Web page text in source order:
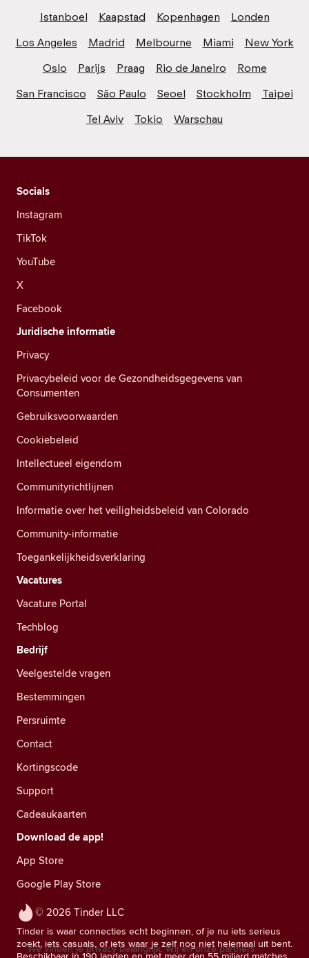
Istanboel
Kaapstad Kopenhagen
Londen
Los Angeles
Madrid Melbourne Miami
New York
Oslo
Parijs Praag Rio de Janeiro
Rome
San Francisco
São Paulo Seoel Stockholm
Taipei
Tel Aviv
Tokio Warschau
© 2026 Tinder LLC
Tinder is waar connecties echt beginnen, of je nu iets serieus
zoekt, iets casuals, of iets waar je zelf nog niet helemaal uit bent.
Socials
Instagram
TikTok
YouTube
X
Facebook
Juridische informatie
Privacy
Privacybeleid voor de Gezondheidsgegevens van
Consumenten
Gebruiksvoorwaarden
Cookiebeleid
Intellectueel eigendom
Communityrichtlijnen
Informatie over het veiligheidsbeleid van Colorado
Community-informatie
Toegankelijkheidsverklaring
Vacatures
Vacature Portal
Techblog
Bedrijf
Veelgestelde vragen
Bestemmingen
Persruimte
Contact
Kortingscode
Support
Cadeaukaarten
Download de app!
App Store
Google Play Store
We vinden je privacy belangrijk. Wij en onze partners